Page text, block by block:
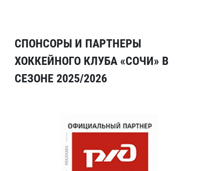
СПОНСОРЫ И ПАРТНЕРЫ
ХОККЕЙНОГО КЛУБА «СОЧИ» В
СЕЗОНЕ 2025/2026